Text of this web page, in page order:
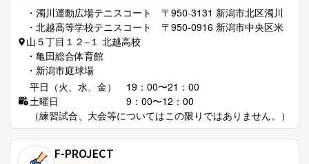
・濁川運動広場テニスコート 〒950-3131 新潟市北区濁川
・北越高等学校テニスコート 〒950-0916 新潟市中央区米
山５丁目１２−１ 北越高校
・亀田総合体育館
・新潟市庭球場
平日（火、水、金） 19：00〜21：00
土曜日 9：00〜12：00
（練習試合、大会等についてはこの限りではありません。）
F-PROJECT